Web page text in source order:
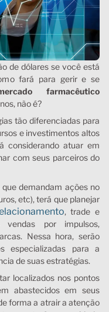
de dólares se você está
fará para gerir e se
farmacêutico
não é?
tão diferenciadas para
e investimentos altos
considerando atuar em
com seus parceiros do
demandam ações no
etc), terá que planejar
, trade e
vendas por impulsos,
Nessa hora, serão
especializadas para a
de suas estratégias.
localizados nos pontos
abastecidos em seus
forma a atrair a atenção